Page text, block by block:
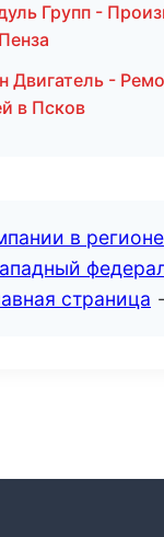
Групп -
Двигатель -
в Псков
в регионе
страница